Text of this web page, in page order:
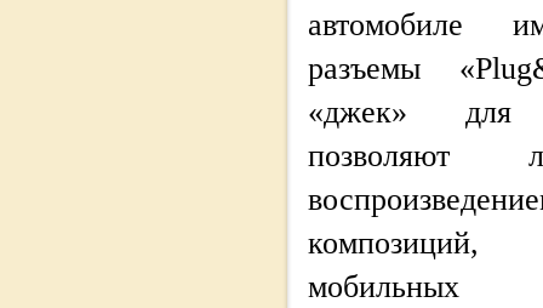
автомобиле
разъемы
«джек» для
позволяют
мобильных